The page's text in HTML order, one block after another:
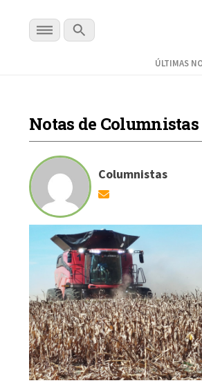
ÚLTIMAS
Notas de Columnistas
Columnistas